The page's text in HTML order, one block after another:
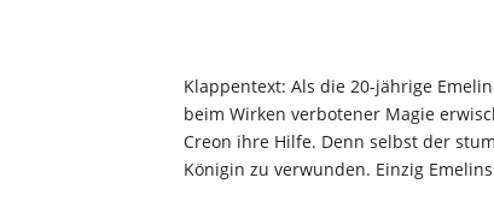
Klappentext: Als die 20-jährige
beim Wirken verbotener Magie
Creon ihre Hilfe. Denn selbst der
Königin zu verwunden. Einzig